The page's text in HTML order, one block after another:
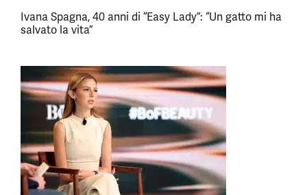
Ivana Spagna, 40 anni di “Easy Lady”: “Un gatto mi ha
salvato la vita”